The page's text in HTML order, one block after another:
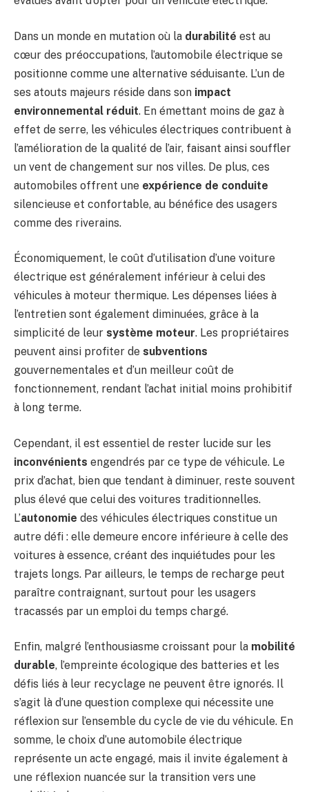
Dans un monde en mutation où la durabilité est au
cœur des préoccupations, l’automobile électrique se
positionne comme une alternative séduisante. L’un de
ses atouts majeurs réside dans son impact
environnemental réduit. En émettant moins de gaz à
effet de serre, les véhicules électriques contribuent à
l’amélioration de la qualité de l’air, faisant ainsi souffler
un vent de changement sur nos villes. De plus, ces
automobiles offrent une expérience de conduite
silencieuse et confortable, au bénéfice des usagers
comme des riverains.
Économiquement, le coût d’utilisation d’une voiture
électrique est généralement inférieur à celui des
véhicules à moteur thermique. Les dépenses liées à
l’entretien sont également diminuées, grâce à la
simplicité de leur système moteur. Les propriétaires
peuvent ainsi profiter de subventions
gouvernementales et d’un meilleur coût de
fonctionnement, rendant l’achat initial moins prohibitif
à long terme.
Cependant, il est essentiel de rester lucide sur les
inconvénients engendrés par ce type de véhicule. Le
prix d’achat, bien que tendant à diminuer, reste souvent
plus élevé que celui des voitures traditionnelles.
L’autonomie des véhicules électriques constitue un
autre défi : elle demeure encore inférieure à celle des
voitures à essence, créant des inquiétudes pour les
trajets longs. Par ailleurs, le temps de recharge peut
paraître contraignant, surtout pour les usagers
tracassés par un emploi du temps chargé.
Enfin, malgré l’enthousiasme croissant pour la mobilité
durable, l’empreinte écologique des batteries et les
défis liés à leur recyclage ne peuvent être ignorés. Il
s’agit là d’une question complexe qui nécessite une
réflexion sur l’ensemble du cycle de vie du véhicule. En
somme, le choix d’une automobile électrique
représente un acte engagé, mais il invite également à
une réflexion nuancée sur la transition vers une